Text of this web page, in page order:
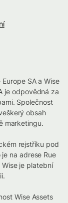
SA a Wise
je odpovědná za
Společnost
obsah
marketingu.
rejstříku pod
na adrese Rue
je platební
Wise Assets